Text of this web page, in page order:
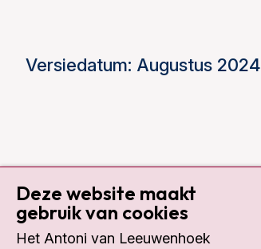
Versiedatum: Augustus 2024
Contact
Deze website maakt
gebruik van cookies
Het Antoni van Leeuwenhoek